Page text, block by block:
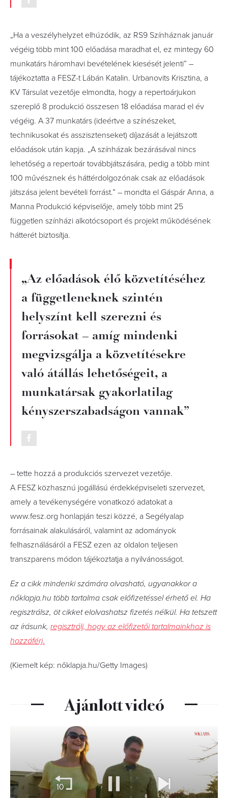
„Ha a veszélyhelyzet elhúzódik, az RS9 Színháznak január
végéig több mint 100 előadása maradhat el, ez mintegy 60
munkatárs háromhavi bevételének kiesését jelenti” –
tájékoztatta a FESZ-t Lábán Katalin. Urbanovits Krisztina, a
KV Társulat vezetője elmondta, hogy a repertoárjukon
szereplő 8 produkció összesen 18 előadása marad el év
végéig. A 37 munkatárs (ideértve a színészeket,
technikusokat és asszisztenseket) díjazását a lejátszott
előadások után kapja. „A színházak bezárásával nincs
lehetőség a repertoár továbbjátszására, pedig a több mint
100 művésznek és háttérdolgozónak csak az előadások
játszása jelent bevételi forrást.” – mondta el Gáspár Anna, a
Manna Produkció képviselője, amely több mint 25
független színházi alkotócsoport és projekt működésének
hátterét biztosítja.
„Az előadások élő közvetítéséhez
a függetleneknek szintén
helyszínt kell szerezni és
forrásokat – amíg mindenki
megvizsgálja a közvetítésekre
való átállás lehetőségeit, a
munkatársak gyakorlatilag
kényszerszabadságon vannak”
– tette hozzá a produkciós szervezet vezetője.
A FESZ közhasznú jogállású érdekképviseleti szervezet,
amely a tevékenységére vonatkozó adatokat a
www.fesz.org honlapján teszi közzé, a Segélyalap
forrásainak alakulásáról, valamint az adományok
felhasználásáról a FESZ ezen az oldalon teljesen
transzparens módon tájékoztatja a nyilvánosságot.
Ez a cikk mindenki számára olvasható, ugyanakkor a
nőklapja.hu több tartalma csak előfizetéssel érhető el. Ha
regisztrálsz, öt cikket elolvashatsz fizetés nélkül. Ha tetszett
az írásunk, regisztrálj, hogy az előfizetői tartalmainkhoz is
hozzáférj.
(Kiemelt kép: nőklapja.hu/Getty Images)
Ajánlott videó